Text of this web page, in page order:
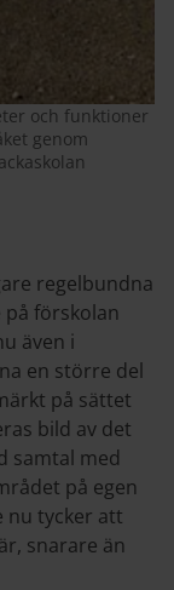
och funktioner
genom
regelbundna
förskolan
även i
en större del
på sättet
bild av det
samtal med
på egen
nu tycker att
snarare än